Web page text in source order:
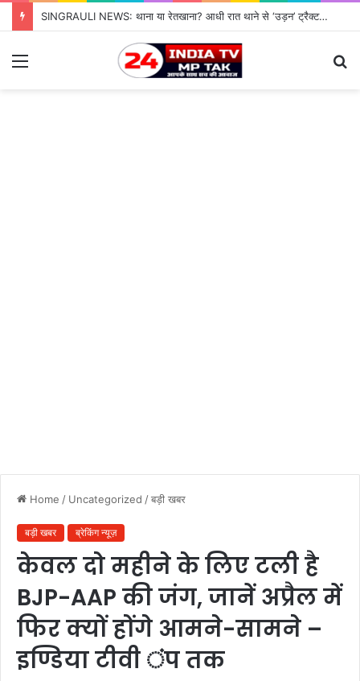
SINGRAULI NEWS: थाना या रेतखाना? आधी रात थाने से ‘उड़न’ ट्रैक्टर, जियावन पुलिस के पहरे में माफिया पास रेत माफिया के आगे नतमस्तक सिस्टम, सुशासन की पोल खोलती जियावन थाने की सनसनीखेज कहानी
Menu
Home / Uncategorized /बड़ी खबर
बड़ी खबर ब्रेकिंग न्यूज़
केवल दो महीने के लिए टली है
BJP-AAP की जंग, जानें अप्रैल में
फिर क्यों होंगे आमने-सामने –
इण्डिया टीवी ंप तक